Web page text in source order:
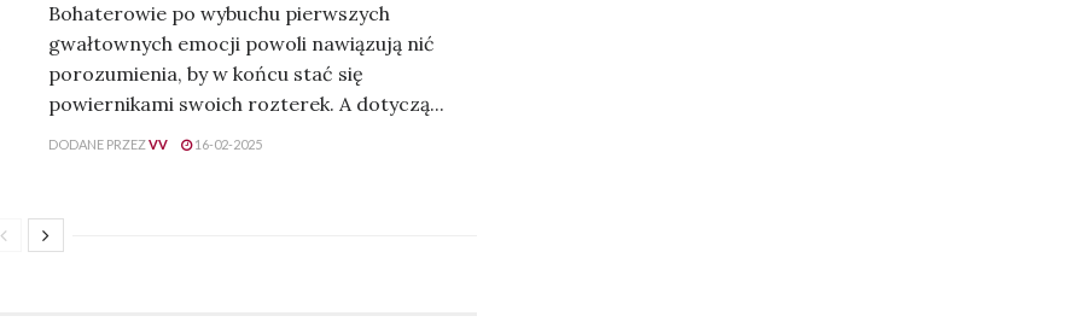
Bohaterowie po wybuchu pierwszych
gwałtownych emocji powoli nawiązują nić
porozumienia, by w końcu stać się
powiernikami swoich rozterek. A dotyczą...
DODANE PRZEZVV 16-02-2025